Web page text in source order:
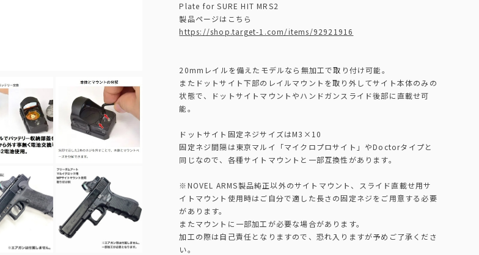
Plate for SURE HIT MRS2
製品ページはこちら
https://shop.target-1.com/items/92921916
20mmレイルを備えたモデルなら無加工で取り付け可能。
またドットサイト下部のレイルマウントを取り外してサイト本体のみの
状態で、ドットサイトマウントやハンドガンスライド後部に直載せ可
能。
ドットサイト固定ネジサイズはM3×10
固定ネジ間隔は東京マルイ「マイクロプロサイト」やDoctorタイプと
同じなので、各種サイトマウントと一部互換性があります。
※NOVEL ARMS製品純正以外のサイトマウント、スライド直載せ用サ
イトマウント使用時はご自分で適した長さの固定ネジをご用意する必要
があります。
またマウントに一部加工が必要な場合があります。
加工の際は自己責任となりますので、恐れ入りますが予めご了承くださ
い。